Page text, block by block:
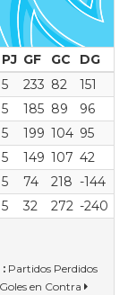
PJ GF GC
DG
5 233 82
151
5 185 89
96
5 199 104 95
5 149 107 42
5 74 218 -144
5 32 272 -240
: Partidos Perdidos
Goles en Contra